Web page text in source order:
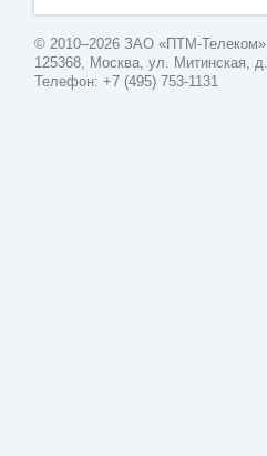
© 2010–2026 ЗАО «ПТМ-Телеком»
125368, Москва, ул. Митинская,
Телефон: +7 (495) 753-1131